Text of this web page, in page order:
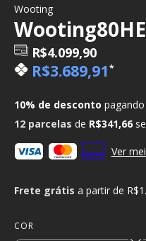
Wooting
R$4.099,90
R$3.689,91*
10% de desconto
12 parcelas de R$341,66
Ver
Frete grátis a partir de
COR